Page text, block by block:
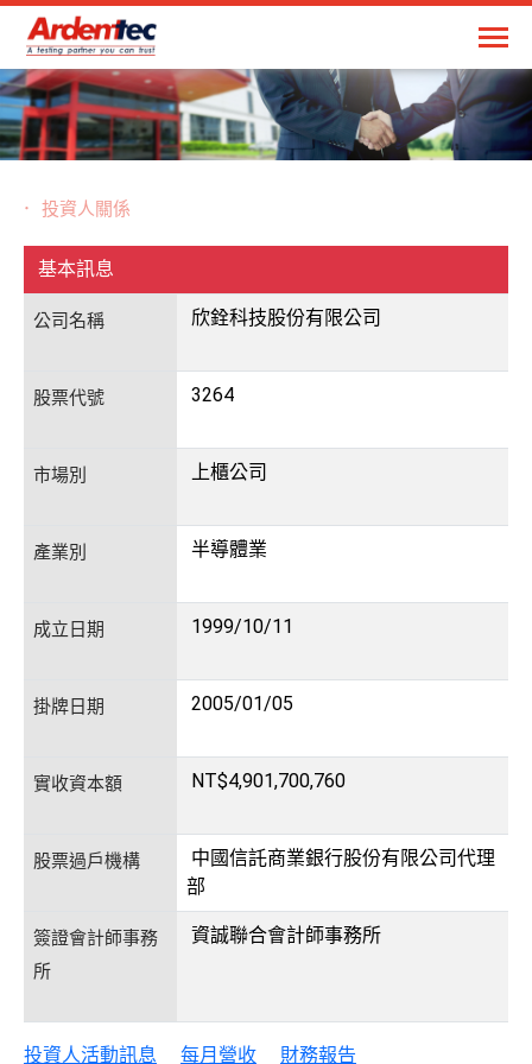
投資人關係
基本訊息
公司名稱 欣銓科技股份有限公司
股票代號 3264
市場別 上櫃公司
產業別 半導體業
成立日期 1999/10/11
掛牌日期 2005/01/05
實收資本額 NT$4,901,700,76 0
股票過戶機構
中國信託商業銀行股份有限公司代理
部
簽證會計師事務
所
資誠聯合會計師事務所
投資人活動訊息 每月營收 財務報告